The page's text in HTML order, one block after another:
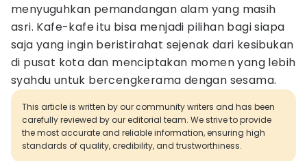
menyuguhkan pemandangan alam yang masih
asri. Kafe-kafe itu bisa menjadi pilihan bagi siapa
saja yang ingin beristirahat sejenak dari kesibukan
di pusat kota dan menciptakan momen yang lebih
syahdu untuk bercengkerama dengan sesama.
This article is written by our community writers and has been
carefully reviewed by our editorial team. We strive to provide
the most accurate and reliable information, ensuring high
standards of quality, credibility, and trustworthiness.